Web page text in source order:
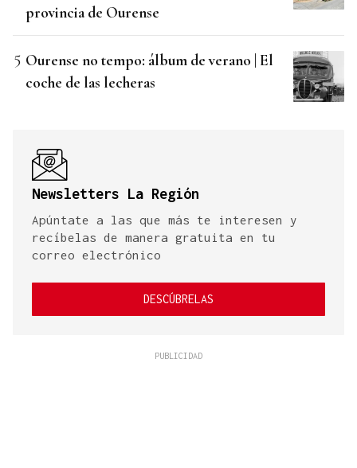
provincia de Ourense
Ourense no tempo: álbum de verano | El
coche de las lecheras
Newsletters La Región
Apúntate a las que más te interesen y
recíbelas de manera gratuita en tu
correo electrónico
DESCÚBRELAS